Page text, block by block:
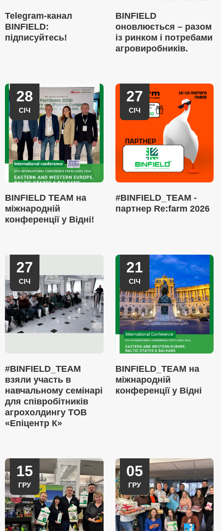
Telegram-канал
BINFIELD:
підписуйтесь!
BINFIELD
оновлюється – разом
із ринком і потребами
агровиробників.
28
СІЧ
BINFIELD TEAM на
міжнародній
конференції у Відні!
27
СІЧ
#BINFIELD_TEAM -
партнер Re:farm 2026
27
СІЧ
#BINFIELD_TEAM
взяли участь в
навчальному семінарі
для співробітників
агрохолдингу ТОВ
«Епіцентр К»
21
СІЧ
BINFIELD_TEAM на
міжнародній
конференції у Відні
15
ГРУ
05
ГРУ